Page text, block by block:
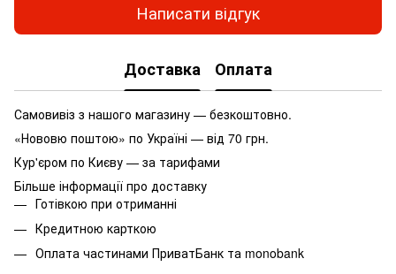
Написати відгук
Доставка Оплата
Самовивіз з нашого магазину — безкоштовно.
«Нововю поштою» по Україні — від 70 грн.
Кур'єром по Києву — за тарифами
Більше інформації про доставку
Готівкою при отриманні
Кредитною карткою
Оплата частинами ПриватБанк та monobank